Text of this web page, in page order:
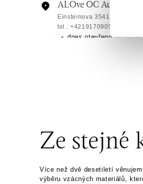
ALOve OC Aupark,
Einsteinova 3541/18, 851 01
tel.: +421917090556
dnes otevřeno od 10:00
Ivanská cesta 16, 821 04
tel.: +421 917 090 372
dnes otevřeno od 10:00
HALADA OC
Ze stejné
Více než dvě desetiletí
výběru vzácných materiálů,